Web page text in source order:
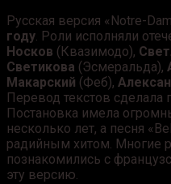
Русская версия «Notre-
году. Роли исполняли
Носков (Квазимодо),
Светикова (Эсмеральда),
Макарский (Феб),
Перевод текстов сделала
Постановка имела
несколько лет, а песня
радийным хитом. Многие
познакомились с
эту версию.